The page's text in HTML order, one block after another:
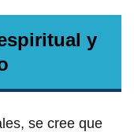
y
se cree que